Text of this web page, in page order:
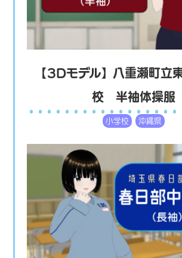
【3Dモデル】八重瀬町立
校 半袖体操服
小学校 沖縄県